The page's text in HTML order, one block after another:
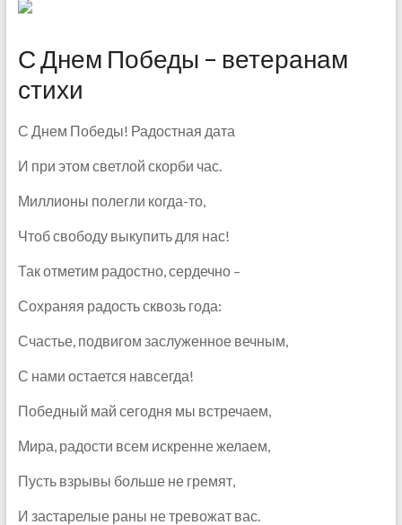
С Днем Победы – ветеранам
стихи
С Днем Победы! Радостная дата
И при этом светлой скорби час.
Миллионы полегли когда-то,
Чтоб свободу выкупить для нас!
Так отметим радостно, сердечно –
Сохраняя радость сквозь года:
Счастье, подвигом заслуженное вечным,
С нами остается навсегда!
Победный май сегодня мы встречаем,
Мира, радости всем искренне желаем,
Пусть взрывы больше не гремят,
И застарелые раны не тревожат вас.